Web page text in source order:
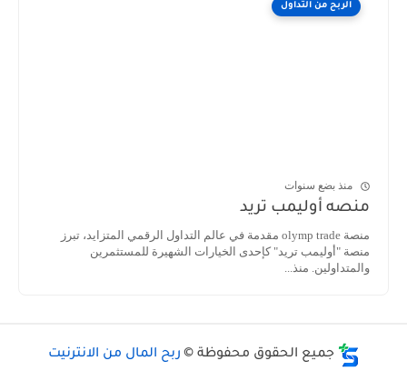
الربح من التداول
منذ بضع سنوات
منصه أوليمب تريد
منصة olymp trade مقدمة في عالم التداول الرقمي المتزايد، تبرز
منصة "أوليمب تريد" كإحدى الخيارات الشهيرة للمستثمرين
والمتداولين. منذ...
جميع الحقوق محفوظة © ربح المال من الانترنيت